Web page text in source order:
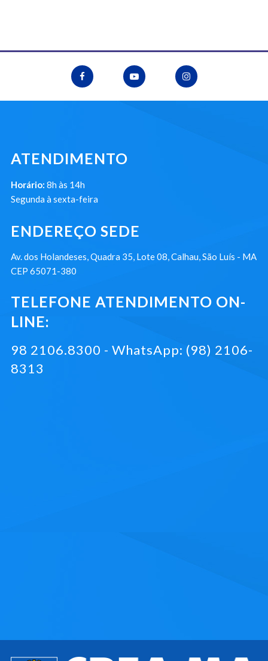
ATENDIMENTO
Horário: 8h às 14h
Segunda à sexta-feira
ENDEREÇO SEDE
Av. dos Holandeses, Quadra 35, Lote 08, Calhau, São Luís - MA
CEP 65071-380
TELEFONE ATENDIMENTO ON-
LINE:
98 2106.8300 - WhatsApp: (98) 2106-
8313